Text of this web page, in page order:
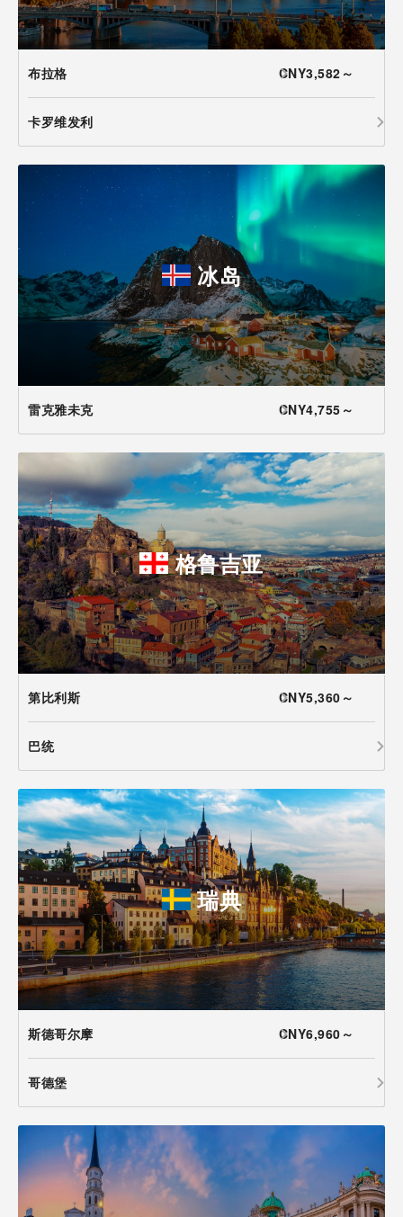
布拉格 CNY3,582～
卡罗维发利
冰岛
雷克雅未克 CNY4,755～
格鲁吉亚
第比利斯 CNY5,360～
巴统
瑞典
斯德哥尔摩 CNY6,960～
哥德堡